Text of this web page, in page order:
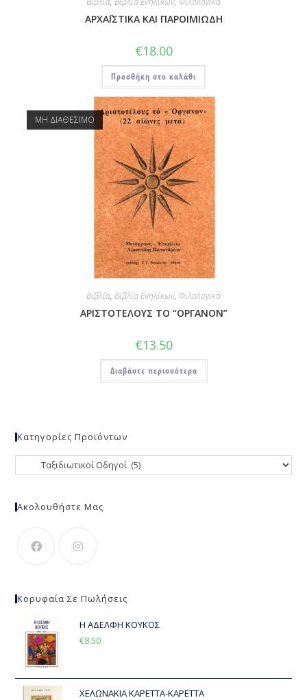
ΑΡΧΑΪΣΤΙΚΑ ΚΑΙ ΠΑΡΟΙΜΙΩΔΗ
€18.00
Προσθήκη στο καλάθι
ΜΗ ΔΙΑΘΕΣΙΜΟ
Βιβλία, Βιβλία Ενηλίκων, Φιλολογικά
ΑΡΙΣΤΟΤΕΛΟΥΣ ΤΟ “ΟΡΓΑΝΟΝ”
€13.50
Διαβάστε περισσότερα
Κατηγορίες Προϊόντων
Ακολουθήστε Μας
Κορυφαία Σε Πωλήσεις
Η ΑΔΕΛΦΗ ΚΟΥΚΟΣ
€8.50
ΧΕΛΩΝΑΚΙΑ ΚΑΡΕΤΤΑ-ΚΑΡΕΤΤΑ